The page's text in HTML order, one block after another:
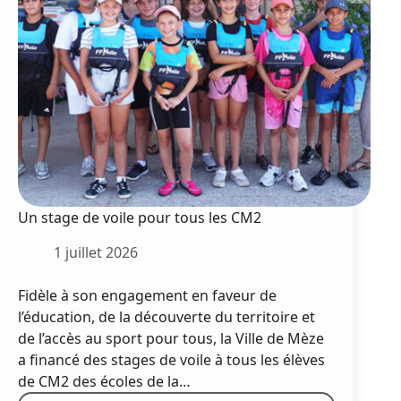
des
stages
pour
les
enfants
cet
été
Un stage de voile pour tous les CM2
1 juillet 2026
Fidèle à son engagement en faveur de
l’éducation, de la découverte du territoire et
de l’accès au sport pour tous, la Ville de Mèze
a financé des stages de voile à tous les élèves
de CM2 des écoles de la…